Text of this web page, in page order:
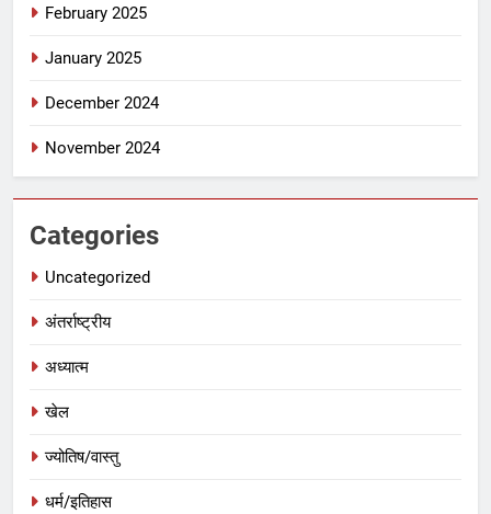
February 2025
January 2025
December 2024
November 2024
Categories
Uncategorized
अंतर्राष्ट्रीय
अध्यात्म
खेल
ज्योतिष/वास्तु
धर्म/इतिहास